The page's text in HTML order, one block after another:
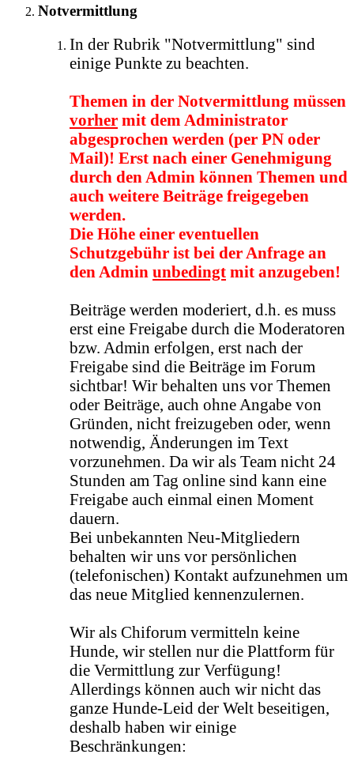
Notvermittlung
In der Rubrik "Notvermittlung" sind
einige Punkte zu beachten.
Themen in der Notvermittlung müssen
vorher mit dem Administrator
abgesprochen werden (per PN oder
Mail)! Erst nach einer Genehmigung
durch den Admin können Themen und
auch weitere Beiträge freigegeben
werden.
Die Höhe einer eventuellen
Schutzgebühr ist bei der Anfrage an
den Admin unbedingt mit anzugeben!
Beiträge werden moderiert, d.h. es muss
erst eine Freigabe durch die Moderatoren
bzw. Admin erfolgen, erst nach der
Freigabe sind die Beiträge im Forum
sichtbar! Wir behalten uns vor Themen
oder Beiträge, auch ohne Angabe von
Gründen, nicht freizugeben oder, wenn
notwendig, Änderungen im Text
vorzunehmen. Da wir als Team nicht 24
Stunden am Tag online sind kann eine
Freigabe auch einmal einen Moment
dauern.
Bei unbekannten Neu-Mitgliedern
behalten wir uns vor persönlichen
(telefonischen) Kontakt aufzunehmen um
das neue Mitglied kennenzulernen.
Wir als Chiforum vermitteln keine
Hunde, wir stellen nur die Plattform für
die Vermittlung zur Verfügung!
Allerdings können auch wir nicht das
ganze Hunde-Leid der Welt beseitigen,
deshalb haben wir einige
Beschränkungen: